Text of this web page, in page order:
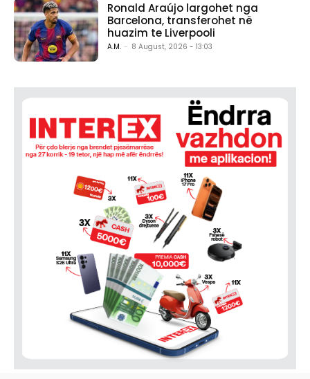
Ronald Araújo largohet nga
Barcelona, transferohet në
huazim te Liverpooli
A.M. - 8 August, 2026 - 13:03